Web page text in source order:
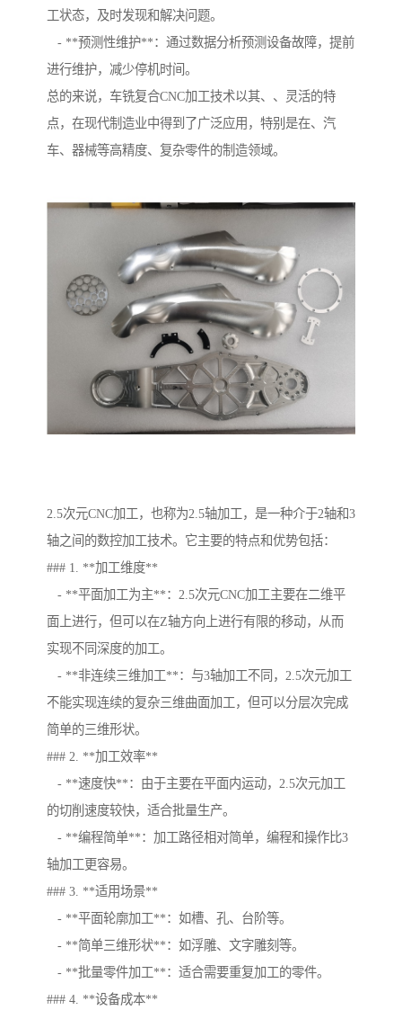
工状态，及时发现和解决问题。
- **预测性维护**：通过数据分析预测设备故障，提前
进行维护，减少停机时间。
总的来说，车铣复合CNC加工技术以其、、灵活的特
点，在现代制造业中得到了广泛应用，特别是在、汽
车、器械等高精度、复杂零件的制造领域。
2.5次元CNC加工，也称为2.5轴加工，是一种介于2轴和3
轴之间的数控加工技术。它主要的特点和优势包括：
### 1. **加工维度**
- **平面加工为主**：2.5次元CNC加工主要在二维平
面上进行，但可以在Z轴方向上进行有限的移动，从而
实现不同深度的加工。
- **非连续三维加工**：与3轴加工不同，2.5次元加工
不能实现连续的复杂三维曲面加工，但可以分层次完成
简单的三维形状。
### 2. **加工效率**
- **速度快**：由于主要在平面内运动，2.5次元加工
的切削速度较快，适合批量生产。
- **编程简单**：加工路径相对简单，编程和操作比3
轴加工更容易。
### 3. **适用场景**
- **平面轮廓加工**：如槽、孔、台阶等。
- **简单三维形状**：如浮雕、文字雕刻等。
- **批量零件加工**：适合需要重复加工的零件。
### 4. **设备成本**